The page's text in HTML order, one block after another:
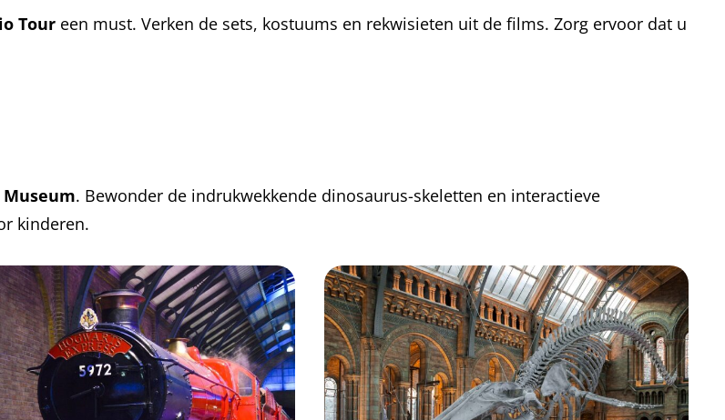
Tour een must. Verken de sets, kostuums en rekwisieten uit de films. Zorg ervoor dat u
. Bewonder de indrukwekkende dinosaurus-skeletten en interactieve
kinderen.